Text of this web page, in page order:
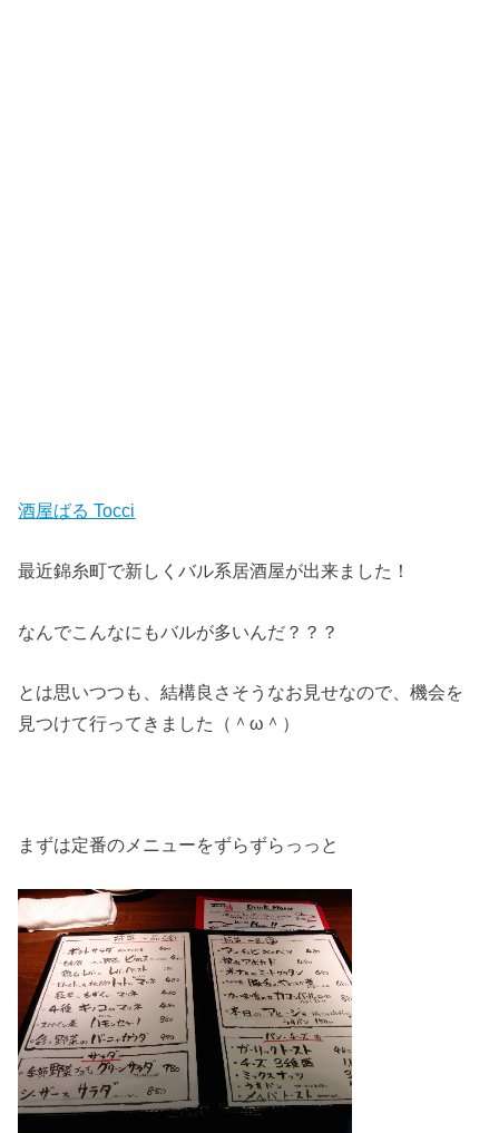
酒屋ばる Tocci
最近錦糸町で新しくバル系居酒屋が出来ました！
なんでこんなにもバルが多いんだ？？？
とは思いつつも、結構良さそうなお見せなので、機会を
見つけて行ってきました（＾ω＾）
まずは定番のメニューをずらずらっっと